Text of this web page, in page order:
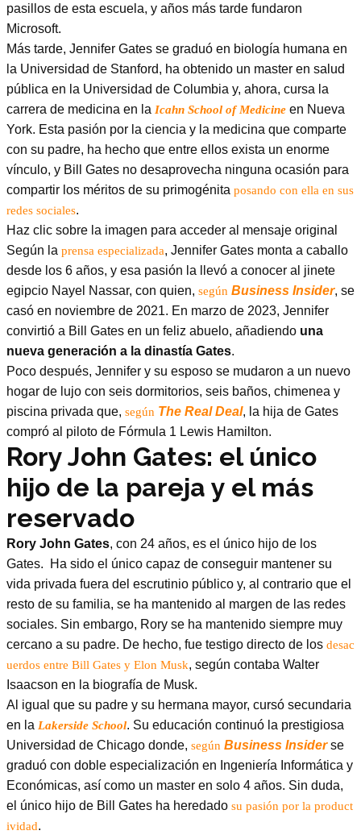
pasillos de esta escuela, y años más tarde fundaron
Microsoft.
Más tarde, Jennifer Gates se graduó en biología humana en
la Universidad de Stanford, ha obtenido un master en salud
pública en la Universidad de Columbia y, ahora, cursa la
carrera de medicina en la Icahn School of Medicine en Nueva
York. Esta pasión por la ciencia y la medicina que comparte
con su padre, ha hecho que entre ellos exista un enorme
vínculo, y Bill Gates no desaprovecha ninguna ocasión para
compartir los méritos de su primogénita posando con ella en sus
redes sociales.
Haz clic sobre la imagen para acceder al mensaje original
Según la prensa especializada, Jennifer Gates monta a caballo
desde los 6 años, y esa pasión la llevó a conocer al jinete
egipcio Nayel Nassar, con quien, según Business Insider, se
casó en noviembre de 2021. En marzo de 2023, Jennifer
convirtió a Bill Gates en un feliz abuelo, añadiendo una
nueva generación a la dinastía Gates.
Poco después, Jennifer y su esposo se mudaron a un nuevo
hogar de lujo con seis dormitorios, seis baños, chimenea y
piscina privada que, según The Real Deal, la hija de Gates
compró al piloto de Fórmula 1 Lewis Hamilton.
Rory John Gates: el único
hijo de la pareja y el más
reservado
Rory John Gates, con 24 años, es el único hijo de los
Gates. Ha sido el único capaz de conseguir mantener su
vida privada fuera del escrutinio público y, al contrario que el
resto de su familia, se ha mantenido al margen de las redes
sociales. Sin embargo, Rory se ha mantenido siempre muy
cercano a su padre. De hecho, fue testigo directo de los desac
uerdos entre Bill Gates y Elon Musk, según contaba Walter
Isaacson en la biografía de Musk.
Al igual que su padre y su hermana mayor, cursó secundaria
en la Lakerside School. Su educación continuó la prestigiosa
Universidad de Chicago donde, según Business Insiderse
graduó con doble especialización en Ingeniería Informática y
Económicas, así como un master en solo 4 años. Sin duda,
el único hijo de Bill Gates ha heredado su pasión por la product
ividad.